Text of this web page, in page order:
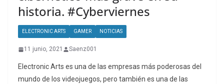
historia. #Cyberviernes
ELECTRONIC ARTS GAMER NOTICIAS
11 junio, 2021 Saenz001
Electronic Arts es una de las empresas más poderosas del
mundo de los videojuegos, pero también es una de las